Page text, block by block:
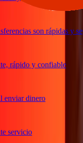
son rápidas y
rápido y confiable
dinero
servicio